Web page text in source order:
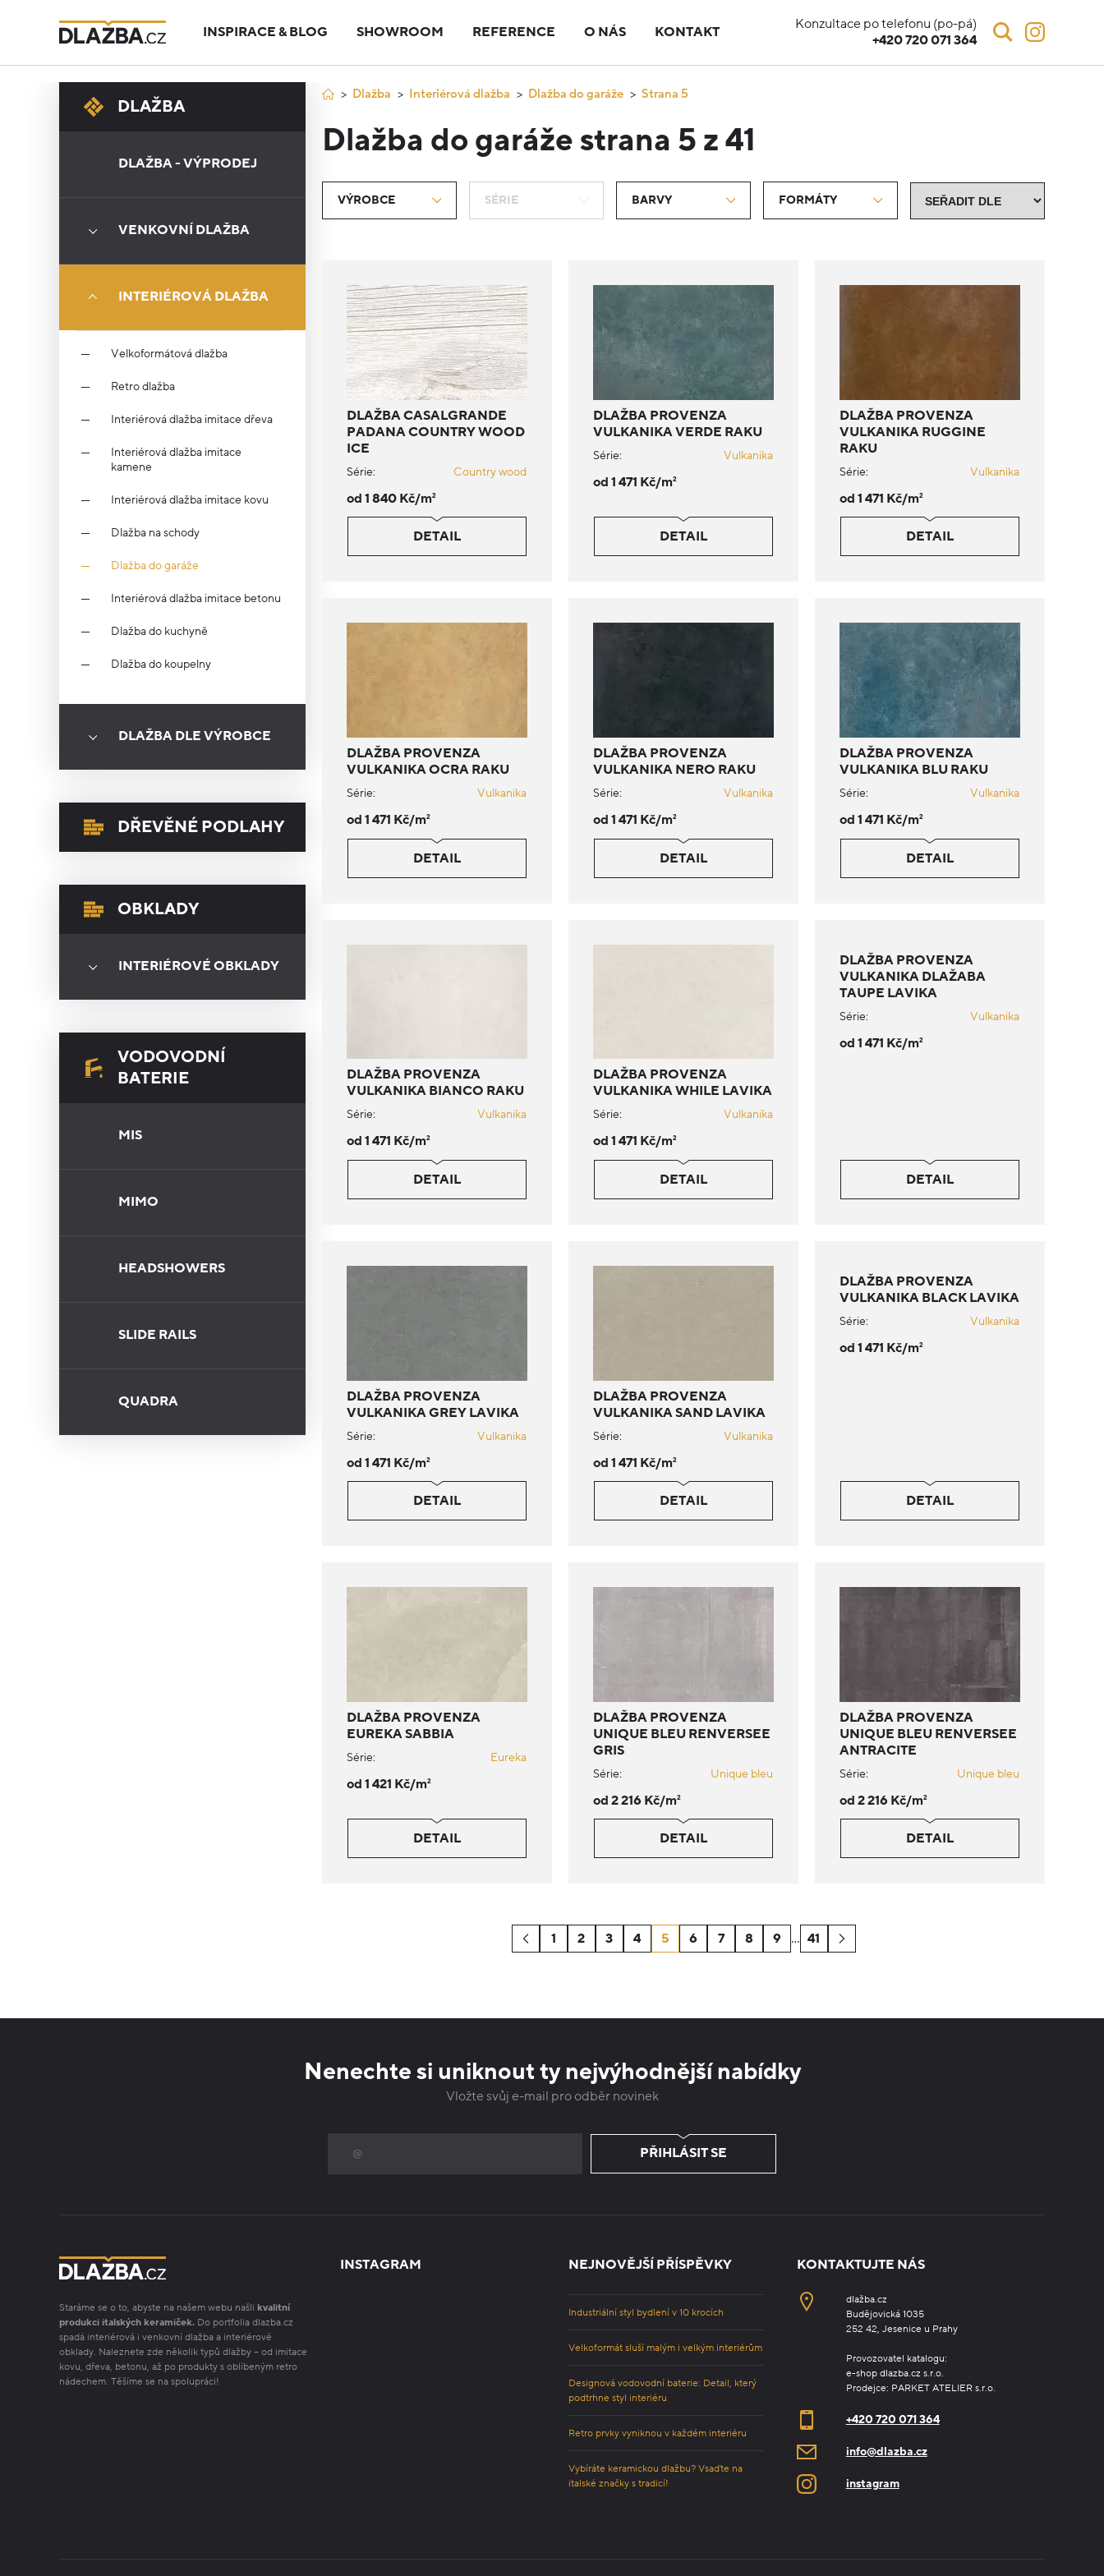
INSPIRACE & BLOG SHOWROOM REFERENCE O NÁS KONTAKT
Konzultace po telefonu (po-pá)
+420 720 071 364
DLAŽBA
DLAŽBA - VÝPRODEJ
VENKOVNÍ DLAŽBA
INTERIÉROVÁ DLAŽBA
Velkoformátová dlažba
Retro dlažba
Interiérová dlažba imitace dřeva
Interiérová dlažba imitace
kamene
Interiérová dlažba imitace kovu
Dlažba na schody
Dlažba do garáže
Interiérová dlažba imitace betonu
Dlažba do kuchyně
Dlažba do koupelny
DLAŽBA DLE VÝROBCE
DŘEVĚNÉ PODLAHY
OBKLADY
INTERIÉROVÉ OBKLADY
VODOVODNÍ
BATERIE
MIS
MIMO
HEADSHOWERS
SLIDE RAILS
QUADRA
Dlažba Interiérová dlažba Dlažba do garáže Strana 5
Dlažba do garáže strana 5 z 41
VÝROBCE SÉRIE BARVY FORMÁTY
DLAŽBA CASALGRANDE
PADANA COUNTRY WOOD
ICE
Série: Country wood
od 1 840 Kč/m2
DETAIL
DLAŽBA PROVENZA
VULKANIKA VERDE RAKU
Série: Vulkanika
od 1 471 Kč/m2
DETAIL
DLAŽBA PROVENZA
VULKANIKA RUGGINE
RAKU
Série: Vulkanika
od 1 471 Kč/m2
DETAIL
DLAŽBA PROVENZA
VULKANIKA OCRA RAKU
Série: Vulkanika
od 1 471 Kč/m2
DETAIL
DLAŽBA PROVENZA
VULKANIKA NERO RAKU
Série: Vulkanika
od 1 471 Kč/m2
DETAIL
DLAŽBA PROVENZA
VULKANIKA BLU RAKU
Série: Vulkanika
od 1 471 Kč/m2
DETAIL
DLAŽBA PROVENZA
VULKANIKA BIANCO RAKU
Série: Vulkanika
od 1 471 Kč/m2
DETAIL
DLAŽBA PROVENZA
VULKANIKA WHILE LAVIKA
Série: Vulkanika
od 1 471 Kč/m2
DETAIL
DLAŽBA PROVENZA
VULKANIKA DLAŽABA
TAUPE LAVIKA
Série: Vulkanika
od 1 471 Kč/m2
DETAIL
DLAŽBA PROVENZA
VULKANIKA GREY LAVIKA
Série: Vulkanika
od 1 471 Kč/m2
DETAIL
DLAŽBA PROVENZA
VULKANIKA SAND LAVIKA
Série: Vulkanika
od 1 471 Kč/m2
DETAIL
DLAŽBA PROVENZA
VULKANIKA BLACK LAVIKA
Série: Vulkanika
od 1 471 Kč/m2
DETAIL
DLAŽBA PROVENZA
EUREKA SABBIA
Série: Eureka
od 1 421 Kč/m2
DETAIL
DLAŽBA PROVENZA
UNIQUE BLEU RENVERSEE
GRIS
Série: Unique bleu
od 2 216 Kč/m2
DETAIL
DLAŽBA PROVENZA
UNIQUE BLEU RENVERSEE
ANTRACITE
Série: Unique bleu
od 2 216 Kč/m2
DETAIL
1 2 3 4 5 6 7 8 9 … 41
Nenechte si uniknout ty nejvýhodnější nabídky
Vložte svůj e-mail pro odběr novinek
PŘIHLÁSIT SE
Staráme se o to, abyste na našem webu našli kvalitní
produkci italských keramiček. Do portfolia dlazba.cz
spadá interiérová i venkovní dlažba a interiérové
obklady. Naleznete zde několik typů dlažby – od imitace
kovu, dřeva, betonu, až po produkty s oblíbeným retro
nádechem. Těšíme se na spolupráci!
INSTAGRAM NEJNOVĚJŠÍ PŘÍSPĚVKY
Industriální styl bydlení v 10 krocích
Velkoformát sluší malým i velkým interiérům
Designová vodovodní baterie: Detail, který
podtrhne styl interiéru
Retro prvky vyniknou v každém interiéru
Vybíráte keramickou dlažbu? Vsaďte na
italské značky s tradicí!
KONTAKTUJTE NÁS
dlažba.cz
Budějovická 1035
252 42, Jesenice u Prahy
Provozovatel katalogu:
e-shop dlazba.cz s.r.o.
Prodejce: PARKET ATELIER s.r.o.
+420 720 071 364
info@dlazba.cz
instagram